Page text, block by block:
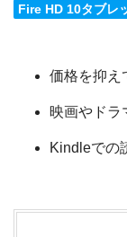
Fire HD 10タブレ
価格を抑え
映画やドラ
Kindleでの